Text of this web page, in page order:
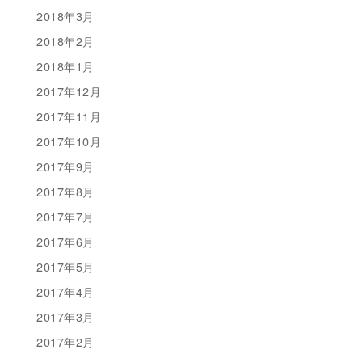
2018年3月
2018年2月
2018年1月
2017年12月
2017年11月
2017年10月
2017年9月
2017年8月
2017年7月
2017年6月
2017年5月
2017年4月
2017年3月
2017年2月